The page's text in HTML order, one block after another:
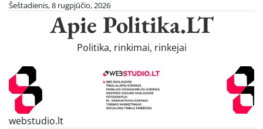
SkipŠeštadienis, 8 rugpjūčio, 2026
Apie Politika.LT
Politika, rinkimai, rinkejai
webstudio.lt